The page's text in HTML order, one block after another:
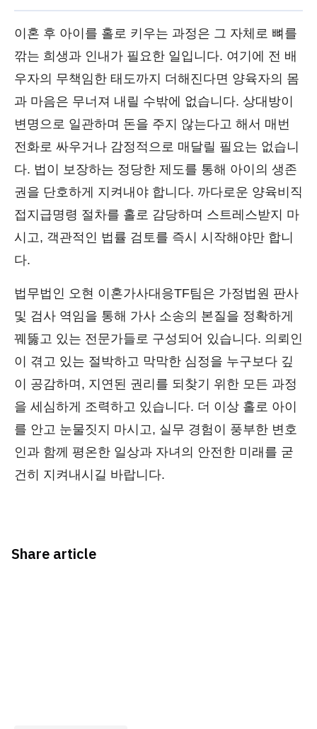
이혼 후 아이를 홀로 키우는 과정은 그 자체로 뼈를
깎는 희생과 인내가 필요한 일입니다. 여기에 전 배
우자의 무책임한 태도까지 더해진다면 양육자의 몸
과 마음은 무너져 내릴 수밖에 없습니다. 상대방이
변명으로 일관하며 돈을 주지 않는다고 해서 매번
전화로 싸우거나 감정적으로 매달릴 필요는 없습니
다. 법이 보장하는 정당한 제도를 통해 아이의 생존
권을 단호하게 지켜내야 합니다. 까다로운 양육비직
접지급명령 절차를 홀로 감당하며 스트레스받지 마
시고, 객관적인 법률 검토를 즉시 시작해야만 합니
다.
법무법인 오현 이혼가사대응TF팀은 가정법원 판사
및 검사 역임을 통해 가사 소송의 본질을 정확하게
꿰뚫고 있는 전문가들로 구성되어 있습니다. 의뢰인
이 겪고 있는 절박하고 막막한 심정을 누구보다 깊
이 공감하며, 지연된 권리를 되찾기 위한 모든 과정
을 세심하게 조력하고 있습니다. 더 이상 홀로 아이
를 안고 눈물짓지 마시고, 실무 경험이 풍부한 변호
인과 함께 평온한 일상과 자녀의 안전한 미래를 굳
건히 지켜내시길 바랍니다.
Share article